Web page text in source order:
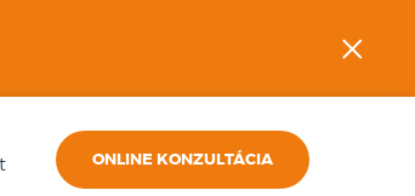
×
ONLINE KONZULTÁCIA